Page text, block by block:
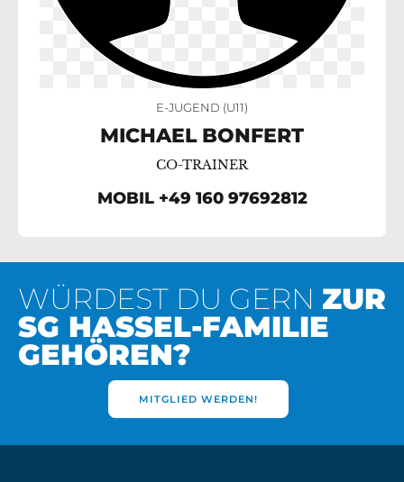
E-JUGEND (U11)
MICHAEL BONFERT
CO-TRAINER
MOBIL +49 160 97692812
WÜRDEST DU GERN ZUR
SG HASSEL-FAMILIE
GEHÖREN?
MITGLIED WERDEN!